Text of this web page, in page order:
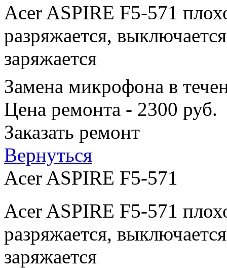
Acer ASPIRE F5-571
разряжается,
заряжается
Замена микрофона в
Цена ремонта - 2300 руб.
Заказать ремонт
Вернуться
Acer ASPIRE F5-571
Acer ASPIRE F5-571
разряжается,
заряжается